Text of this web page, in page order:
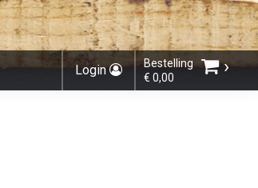
Login
Bestelling
€ 0,00
›